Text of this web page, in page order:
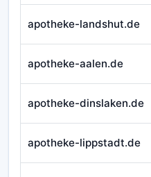
apotheke-landshut.de
apotheke-aalen.de
apotheke-dinslaken.de
apotheke-lippstadt.de